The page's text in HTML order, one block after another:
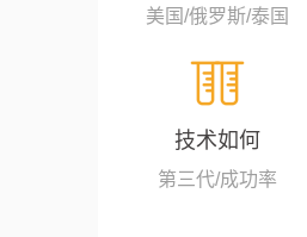
美国/俄罗斯/泰国
技术如何
第三代/成功率